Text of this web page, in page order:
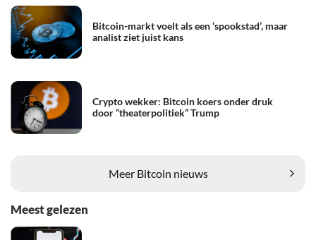
Bitcoin-markt voelt als een ‘spookstad’, maar
analist ziet juist kans
Crypto wekker: Bitcoin koers onder druk
door “theaterpolitiek” Trump
Meer Bitcoin nieuws
Meest gelezen